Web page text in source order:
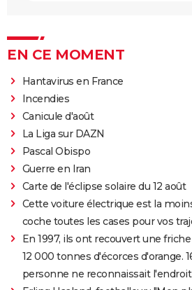
EN CE MOMENT
Hantavirus en France
Incendies
Canicule d'août
La Liga sur DAZN
Pascal Obispo
Guerre en Iran
Carte de l'éclipse solaire du 12 août
Cette voiture électrique est la
coche toutes les cases pour vos
En 1997, ils ont recouvert une
12 000 tonnes d'écorces d'orange.
personne ne reconnaissait l'endroit